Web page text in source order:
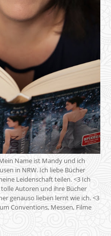
Name ist Mandy und ich
in NRW. Ich liebe Bücher
Leidenschaft teilen. <3 Ich
Autoren und ihre Bücher
genauso lieben lernt wie ich. <3
Conventions, Messen, Filme